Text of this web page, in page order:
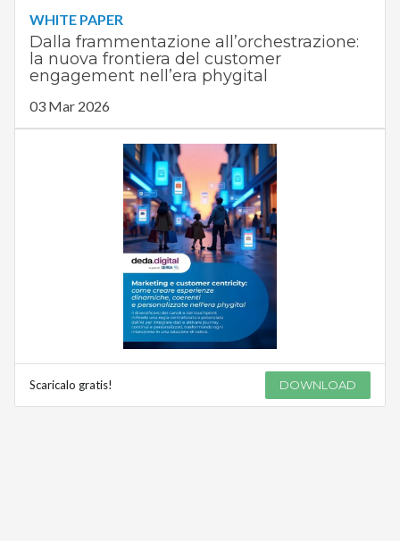
WHITE PAPER
Dalla frammentazione all’orchestrazione:
la nuova frontiera del customer
engagement nell’era phygital
03 Mar 2026
Scaricalo gratis! DOWNLOAD